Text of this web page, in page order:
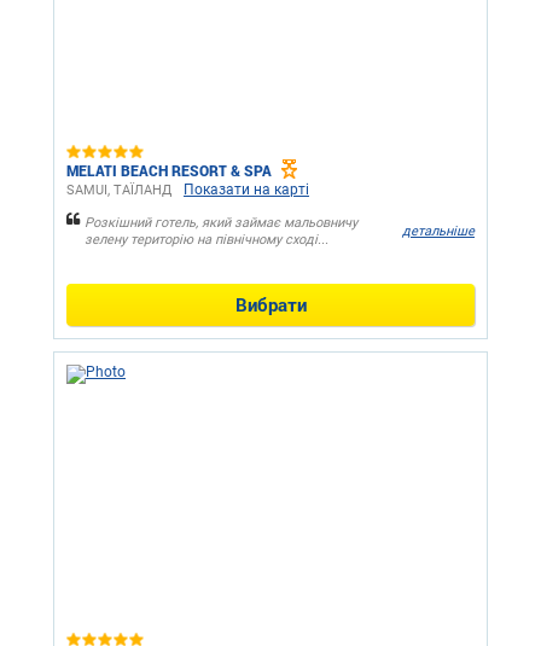
MELATI BEACH RESORT & SPA
SAMUI, ТАЇЛАНД Показати на карті
Розкішний готель, який займає мальовничу
зелену територію на північному сході...
детальніше
Вибрати